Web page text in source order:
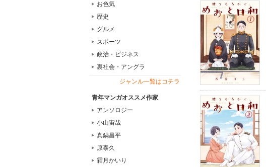
お色気
歴史
グルメ
スポーツ
政治・ビジネス
裏社会・アングラ
ジャンル一覧はコチラ
青年マンガオススメ作家
アンソロジー
小山宙哉
真鍋昌平
原泰久
霜月かいり